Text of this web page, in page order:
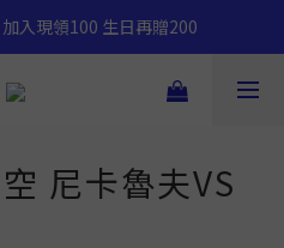
入現領100 生日再贈200
尼卡魯夫VS